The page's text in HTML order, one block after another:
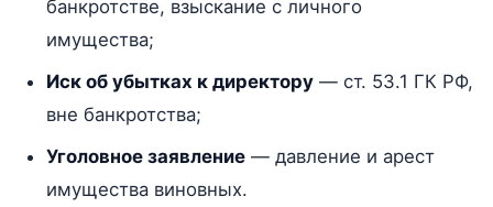
банкротстве, взыскание с личного
имущества;
Иск об убытках к директору— ст. 53.1 ГК РФ,
вне банкротства;
Уголовное заявление— давление и арест
имущества виновных.